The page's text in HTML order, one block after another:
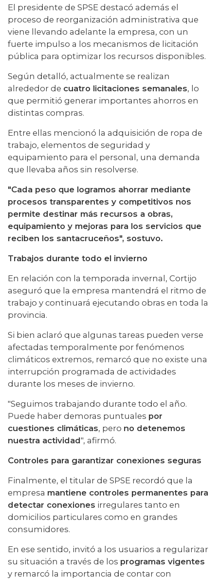
El presidente de SPSE destacó además el
proceso de reorganización administrativa que
viene llevando adelante la empresa, con un
fuerte impulso a los mecanismos de licitación
pública para optimizar los recursos disponibles.
Según detalló, actualmente se realizan
alrededor de cuatro licitaciones semanales, lo
que permitió generar importantes ahorros en
distintas compras.
Entre ellas mencionó la adquisición de ropa de
trabajo, elementos de seguridad y
equipamiento para el personal, una demanda
que llevaba años sin resolverse.
"Cada peso que logramos ahorrar mediante
procesos transparentes y competitivos nos
permite destinar más recursos a obras,
equipamiento y mejoras para los servicios que
reciben los santacruceños", sostuvo.
Trabajos durante todo el invierno
En relación con la temporada invernal, Cortijo
aseguró que la empresa mantendrá el ritmo de
trabajo y continuará ejecutando obras en toda la
provincia.
Si bien aclaró que algunas tareas pueden verse
afectadas temporalmente por fenómenos
climáticos extremos, remarcó que no existe una
interrupción programada de actividades
durante los meses de invierno.
"Seguimos trabajando durante todo el año.
Puede haber demoras puntuales por
cuestiones climáticas, pero no detenemos
nuestra actividad", afirmó.
Controles para garantizar conexiones seguras
Finalmente, el titular de SPSE recordó que la
empresa mantiene controles permanentes para
detectar conexiones irregulares tanto en
domicilios particulares como en grandes
consumidores.
En ese sentido, invitó a los usuarios a regularizar
su situación a través de los programas vigentes
y remarcó la importancia de contar con